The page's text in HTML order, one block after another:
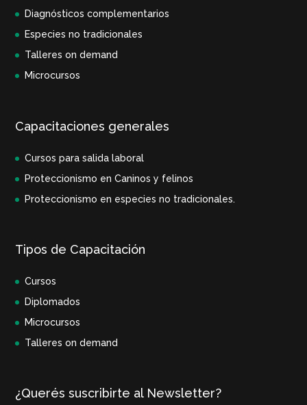
Diagnósticos complementarios
Especies no tradicionales
Talleres on demand
Microcursos
Capacitaciones generales
Cursos para salida laboral
Proteccionismo en Caninos y felinos
Proteccionismo en especies no tradicionales.
Tipos de Capacitación
Cursos
Diplomados
Microcursos
Talleres on demand
¿Querés suscribirte al Newsletter?